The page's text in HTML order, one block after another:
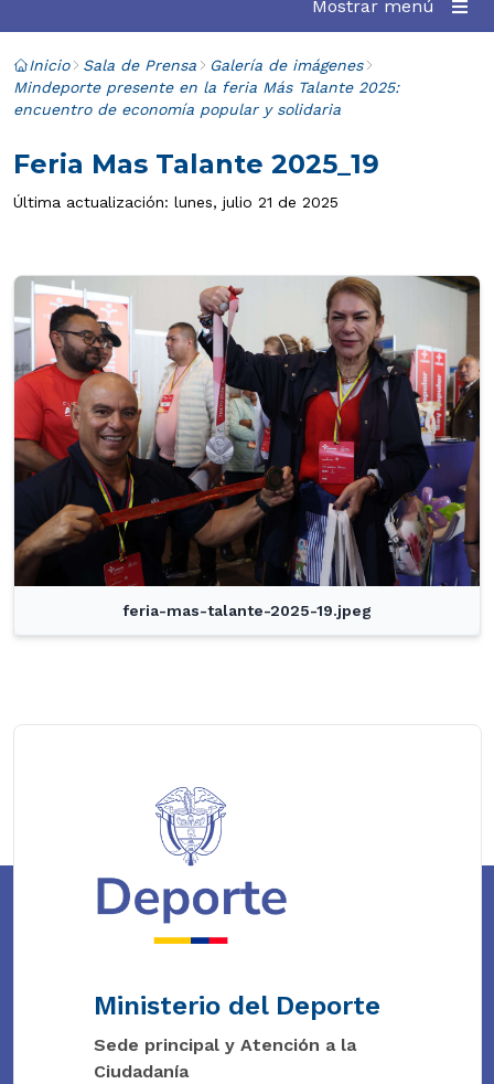
Mostrar menú
Inicio Sala de Prensa
Galería de imágenes
Mindeporte presente en la feria Más Talante 2025:
encuentro de economía popular y solidaria
Feria Mas Talante 2025_19
Última actualización: lunes, julio 21 de 2025
feria-mas-talante-2025-19.jpeg
Ministerio del Deporte
Sede principal y Atención a la
Ciudadanía